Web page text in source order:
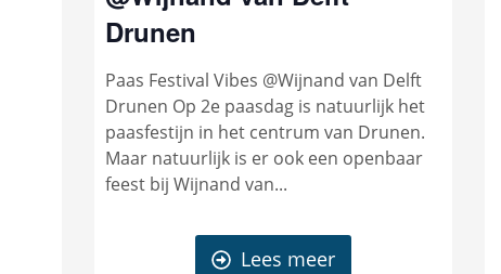
Drunen
Paas Festival Vibes @Wijnand van Delft
Drunen Op 2e paasdag is natuurlijk het
paasfestijn in het centrum van Drunen.
Maar natuurlijk is er ook een openbaar
feest bij Wijnand van...
Lees meer